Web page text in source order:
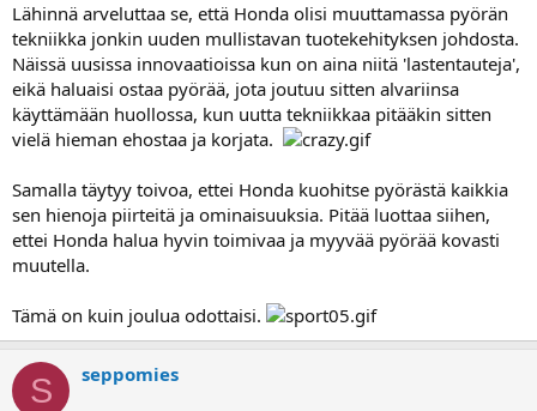
Lähinnä arveluttaa se, että Honda olisi muuttamassa pyörän
tekniikka jonkin uuden mullistavan tuotekehityksen johdosta.
Näissä uusissa innovaatioissa kun on aina niitä 'lastentauteja',
eikä haluaisi ostaa pyörää, jota joutuu sitten alvariinsa
käyttämään huollossa, kun uutta tekniikkaa pitääkin sitten
vielä hieman ehostaa ja korjata.
Samalla täytyy toivoa, ettei Honda kuohitse pyörästä kaikkia
sen hienoja piirteitä ja ominaisuuksia. Pitää luottaa siihen,
ettei Honda halua hyvin toimivaa ja myyvää pyörää kovasti
muutella.
Tämä on kuin joulua odottaisi.
S seppomies